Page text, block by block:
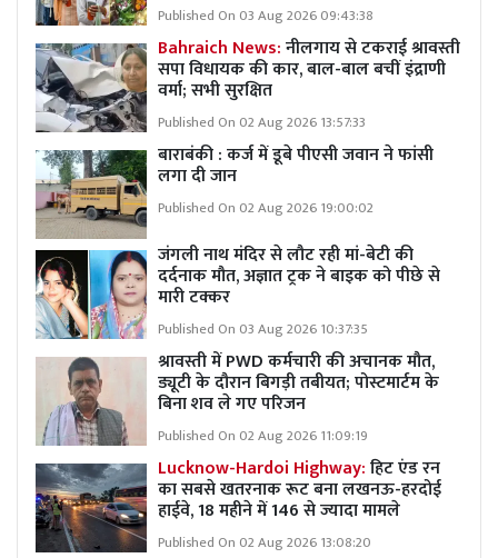
Published On 03 Aug 2026 09:43:38
Bahraich News:नीलगाय से टकराई श्रावस्ती
सपा विधायक की कार, बाल-बाल बचीं इंद्राणी
वर्मा; सभी सुरक्षित
Published On 02 Aug 2026 13:57:33
बाराबंकी : कर्ज में डूबे पीएसी जवान ने फांसी
लगा दी जान
Published On 02 Aug 2026 19:00:02
जंगली नाथ मंदिर से लौट रही मां-बेटी की
दर्दनाक मौत, अज्ञात ट्रक ने बाइक को पीछे से
मारी टक्कर
Published On 03 Aug 2026 10:37:35
श्रावस्ती में PWD कर्मचारी की अचानक मौत,
ड्यूटी के दौरान बिगड़ी तबीयत; पोस्टमार्टम के
बिना शव ले गए परिजन
Published On 02 Aug 2026 11:09:19
Lucknow-Hardoi Highway:हिट एंड रन
का सबसे खतरनाक रूट बना लखनऊ-हरदोई
हाईवे, 18 महीने में 146 से ज्यादा मामले
Published On 02 Aug 2026 13:08:20